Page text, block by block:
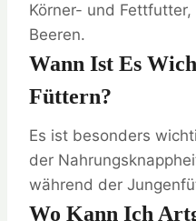
Körner- und
Beeren.
Wann Ist Es
Füttern?
Es ist besonders
der
während der
Wo Kann Ich